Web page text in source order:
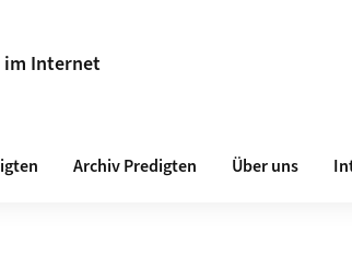
im Internet
Archiv Predigten Über uns